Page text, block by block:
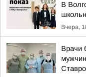
В
Вчера,
Врачи